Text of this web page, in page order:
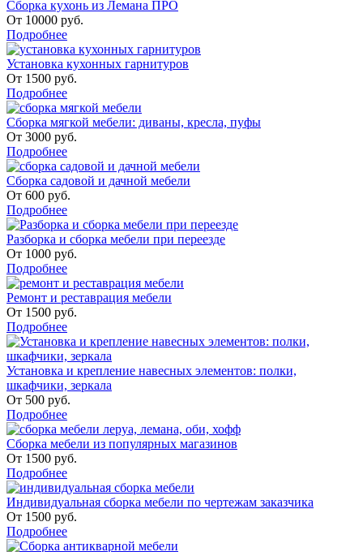
Сборка кухонь из Лемана ПРО
От 10000 руб.
Подробнее
Установка кухонных гарнитуров
От 1500 руб.
Подробнее
Сборка мягкой мебели: диваны, кресла, пуфы
От 3000 руб.
Подробнее
Сборка садовой и дачной мебели
От 600 руб.
Подробнее
Разборка и сборка мебели при переезде
От 1000 руб.
Подробнее
Ремонт и реставрация мебели
От 1500 руб.
Подробнее
Установка и крепление навесных элементов: полки,
шкафчики, зеркала
От 500 руб.
Подробнее
Сборка мебели из популярных магазинов
От 1500 руб.
Подробнее
Индивидуальная сборка мебели по чертежам заказчика
От 1500 руб.
Подробнее